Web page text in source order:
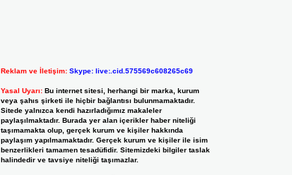
Reklam ve İletişim: Skype: live:.cid.575569c608265c69
Yasal Uyarı: Bu internet sitesi, herhangi bir marka, kurum
veya şahıs şirketi ile hiçbir bağlantısı bulunmamaktadır.
Sitede yalnızca kendi hazırladığımız makaleler
paylaşılmaktadır. Burada yer alan içerikler haber niteliği
taşımamakta olup, gerçek kurum ve kişiler hakkında
paylaşım yapılmamaktadır. Gerçek kurum ve kişiler ile isim
benzerlikleri tamamen tesadüfidir. Sitemizdeki bilgiler taslak
halindedir ve tavsiye niteliği taşımazlar.